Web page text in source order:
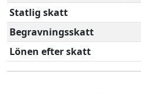
Statlig skatt
Begravningsskatt
Lönen efter skatt